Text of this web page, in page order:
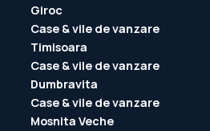
Giroc
Case & vile de vanzare
Timisoara
Case & vile de vanzare
Dumbravita
Case & vile de vanzare
Mosnita Veche